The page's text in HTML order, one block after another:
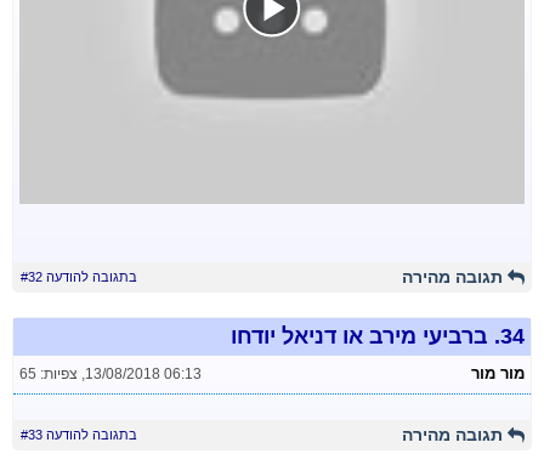
תגובה מהירה בתגובה להודעה #32
34. ברביעי מירב או דניאל יודחו
מור מור 13/08/2018 06:13
, צפיות: 65
תגובה מהירה בתגובה להודעה #33